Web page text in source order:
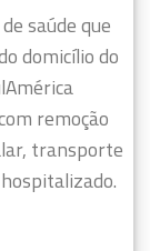
saúde que
domicílio do
remoção
transporte